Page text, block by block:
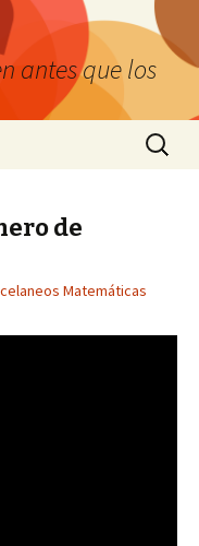
antes que los
Search
for:
de
Matemáticas